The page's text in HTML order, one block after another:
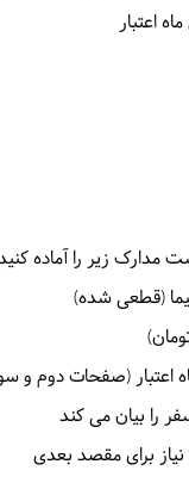
اعتبار
مدارک زیر را آماده
(قطعی شده)
اعتبار ‏(صفحات ‏دوم ‏و
را بیان می کند
برای مقصد بعدی